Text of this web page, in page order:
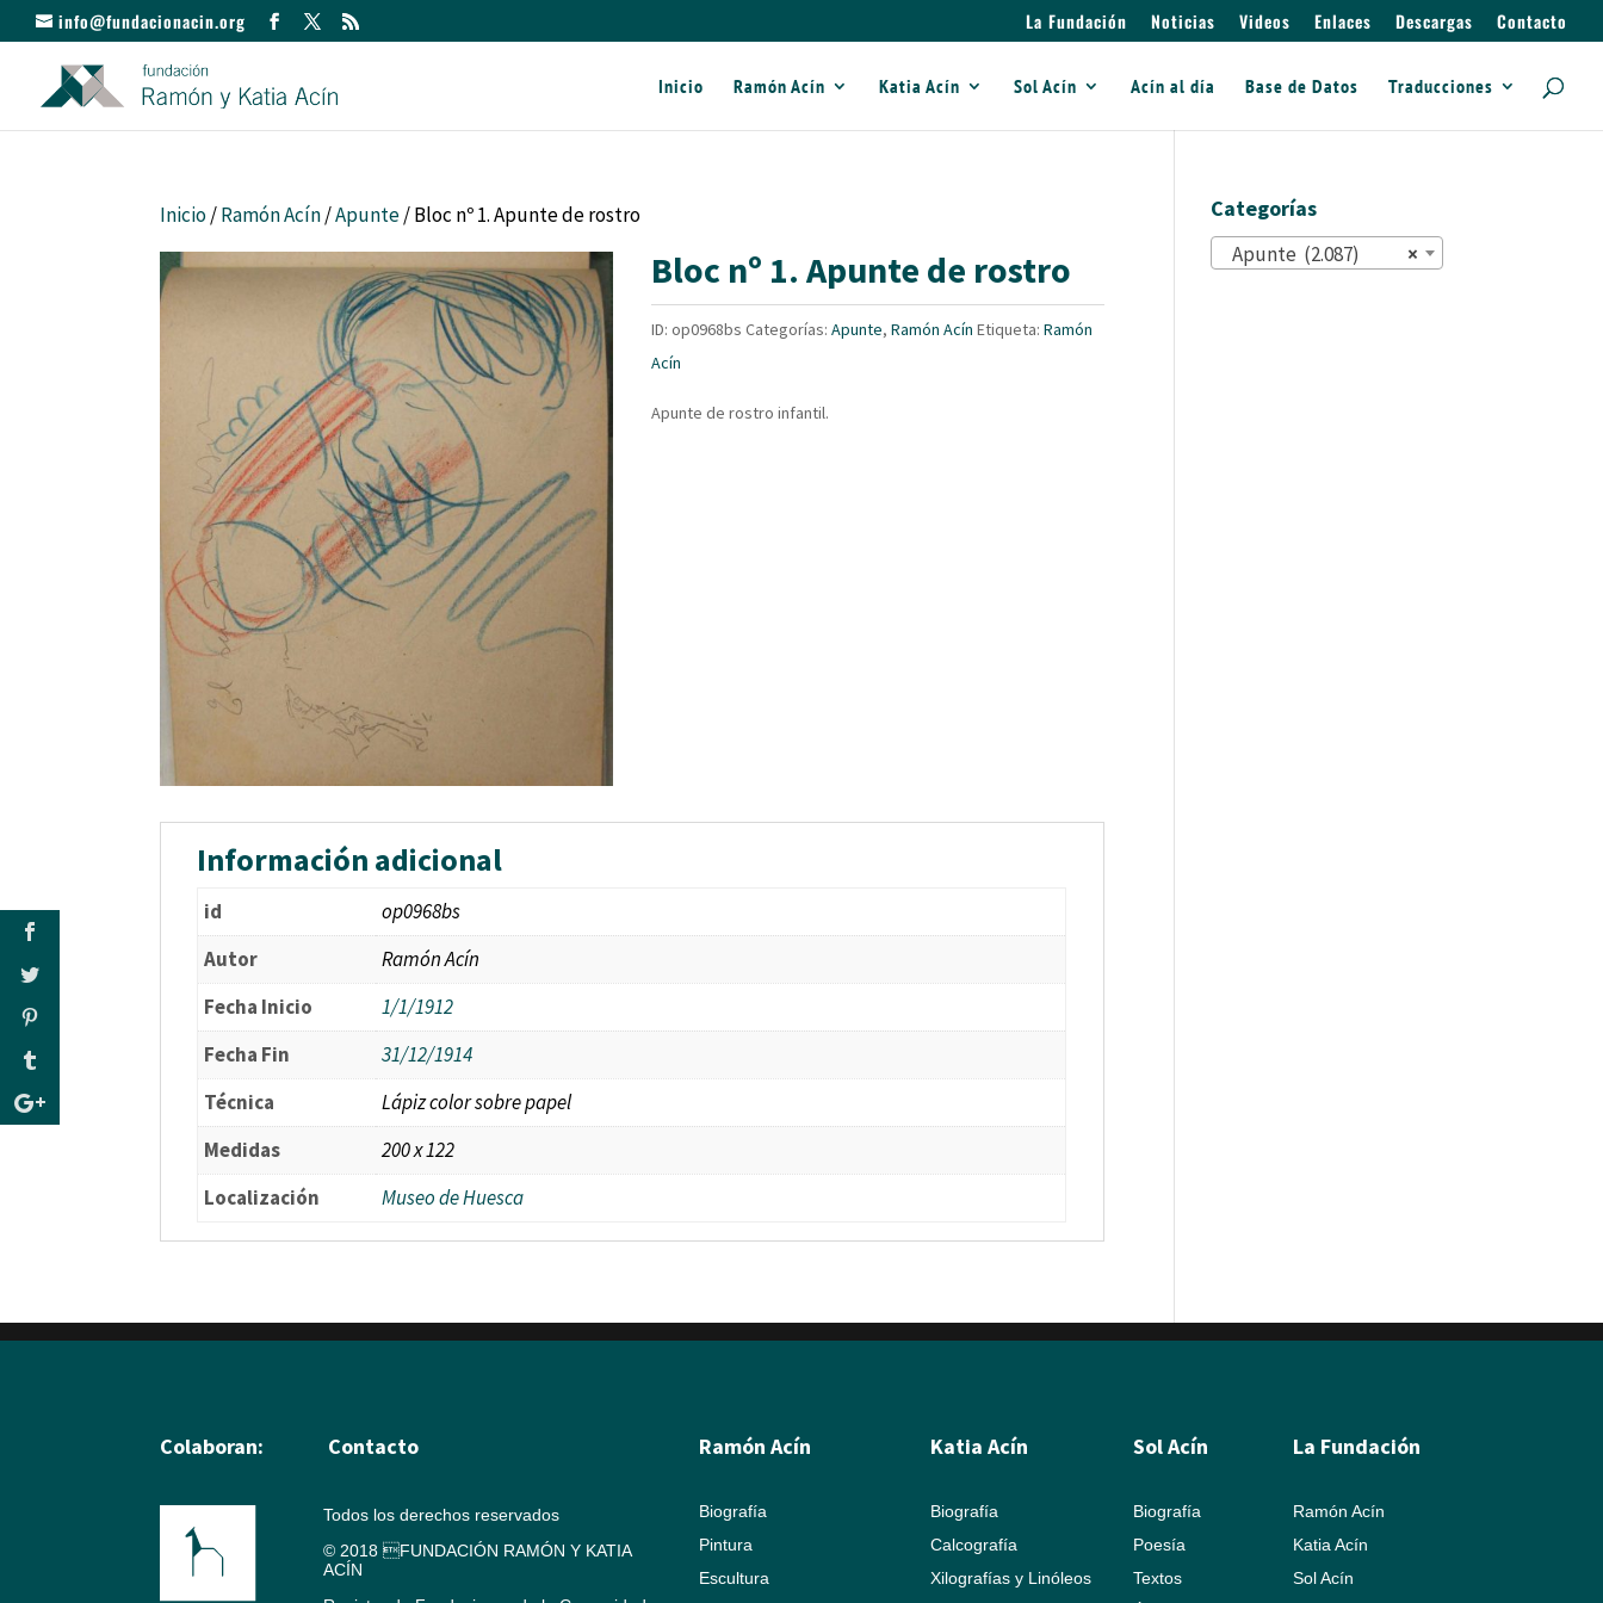
info@fundacionacin.org La Fundación Noticias Videos Enlaces Descargas Contacto
Inicio Ramón Acín Katia Acín Sol Acín Acín al día Base de Datos Traducciones
Inicio/Ramón Acín/Apunte/ Bloc nº 1. Apunte de rostro
Bloc nº 1. Apunte de rostro
ID:op0968bs Categorías:Apunte,Ramón Acín Etiqueta:Ramón
Acín
Apunte de rostro infantil.
Información adicional
id
op0968bs
Autor
Ramón Acín
Fecha Inicio
1/1/1912
Fecha Fin
31/12/1914
Técnica
Lápiz color sobre papel
Medidas
200 x 122
Localización
Museo de Huesca
Categorías
×
Apunte (2.087)
Colaboran: Contacto
Todos los derechos reservados
© 2018 FUNDACIÓN RAMÓN Y KATIA
ACÍN
Ramón Acín
Biografía
Pintura
Escultura
Katia Acín
Biografía
Calcografía
Xilografías y Linóleos
Sol Acín
Biografía
Poesía
Textos
La Fundación
Ramón Acín
Katia Acín
Sol Acín